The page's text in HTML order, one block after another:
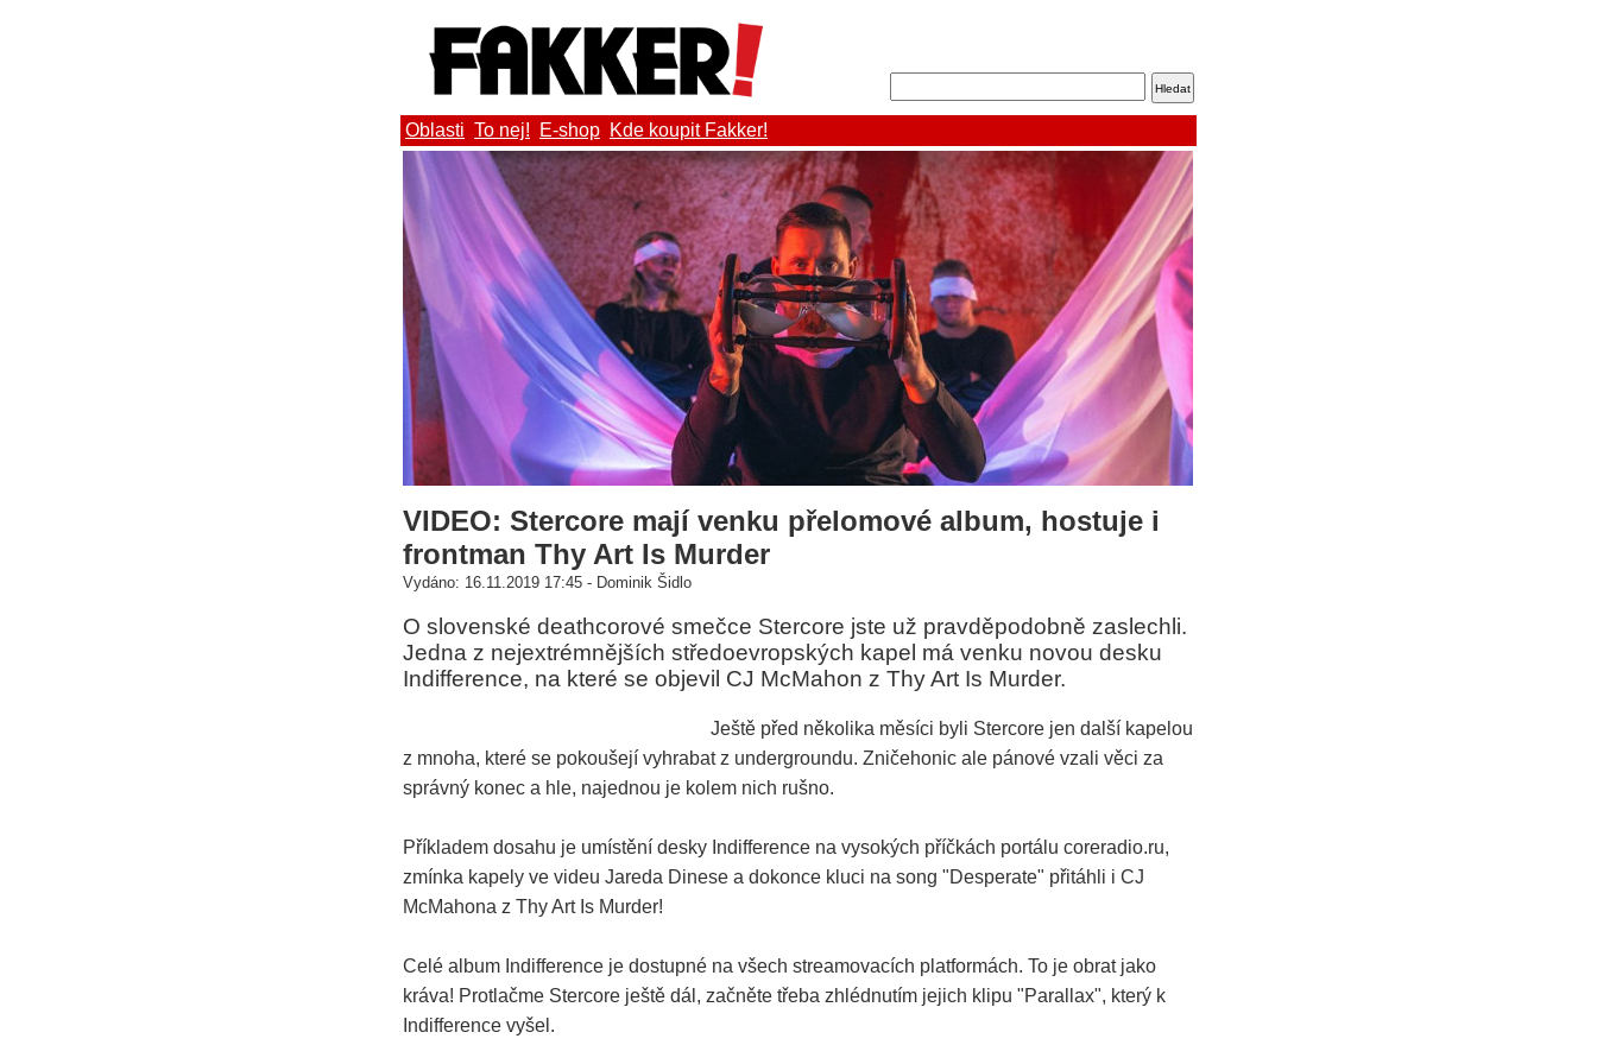
Oblasti To nej! E-shop Kde koupit Fakker!
VIDEO: Stercore mají venku přelomové album, hostuje i
frontman Thy Art Is Murder
Vydáno: 16.11.2019 17:45 - Dominik Šidlo
O slovenské deathcorové smečce Stercore jste už pravděpodobně zaslechli.
Jedna z nejextrémnějších středoevropských kapel má venku novou desku
Indifference, na které se objevil CJ McMahon z Thy Art Is Murder.
Ještě před několika měsíci byli Stercore jen další kapelou
z mnoha, které se pokoušejí vyhrabat z undergroundu. Zničehonic ale pánové vzali věci za
správný konec a hle, najednou je kolem nich rušno.
Příkladem dosahu je umístění desky Indifference na vysokých příčkách portálu coreradio.ru,
zmínka kapely ve videu Jareda Dinese a dokonce kluci na song "Desperate" přitáhli i CJ
McMahona z Thy Art Is Murder!
Celé album Indifference je dostupné na všech streamovacích platformách. To je obrat jako
kráva! Protlačme Stercore ještě dál, začněte třeba zhlédnutím jejich klipu "Parallax", který k
Indifference vyšel.